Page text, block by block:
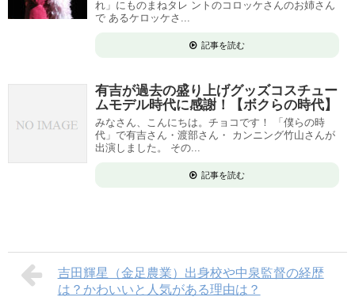
れ」にものまねタレ ントのコロッケさんのお姉さん
で あるケロッケさ...
記事を読む
有吉が過去の盛り上げグッズコスチュー
ムモデル時代に感謝！【ボクらの時代】
みなさん、こんにちは。チョコです！ 「僕らの時
代」で有吉さん・渡部さん・ カンニング竹山さんが
出演しました。 その...
記事を読む
吉田輝星（金足農業）出身校や中泉監督の経歴
は？かわいいと人気がある理由は？